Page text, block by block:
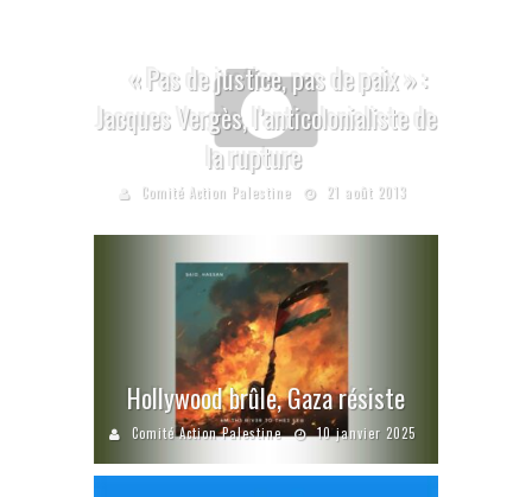
« Pas de justice, pas de paix » :
Jacques Vergès, l’anticolonialiste de
la rupture
Comité Action Palestine 21 août 2013
Hollywood brûle, Gaza résiste
Comité Action Palestine 10 janvier 2025